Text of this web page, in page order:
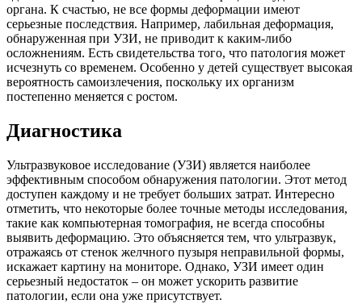
органа. К счастью, не все формы деформации имеют
серьезные последствия. Например, лабильная деформация,
обнаруженная при УЗИ, не приводит к каким-либо
осложнениям. Есть свидетельства того, что патология может
исчезнуть со временем. Особенно у детей существует высокая
вероятность самоизлечения, поскольку их организм
постепенно меняется с ростом.
Диагностика
Ультразвуковое исследование (УЗИ) является наиболее
эффективным способом обнаружения патологии. Этот метод
доступен каждому и не требует больших затрат. Интересно
отметить, что некоторые более точные методы исследования,
такие как компьютерная томография, не всегда способны
выявить деформацию. Это объясняется тем, что ультразвук,
отражаясь от стенок желчного пузыря неправильной формы,
искажает картину на мониторе. Однако, УЗИ имеет один
серьезный недостаток – он может ускорить развитие
патологии, если она уже присутствует.